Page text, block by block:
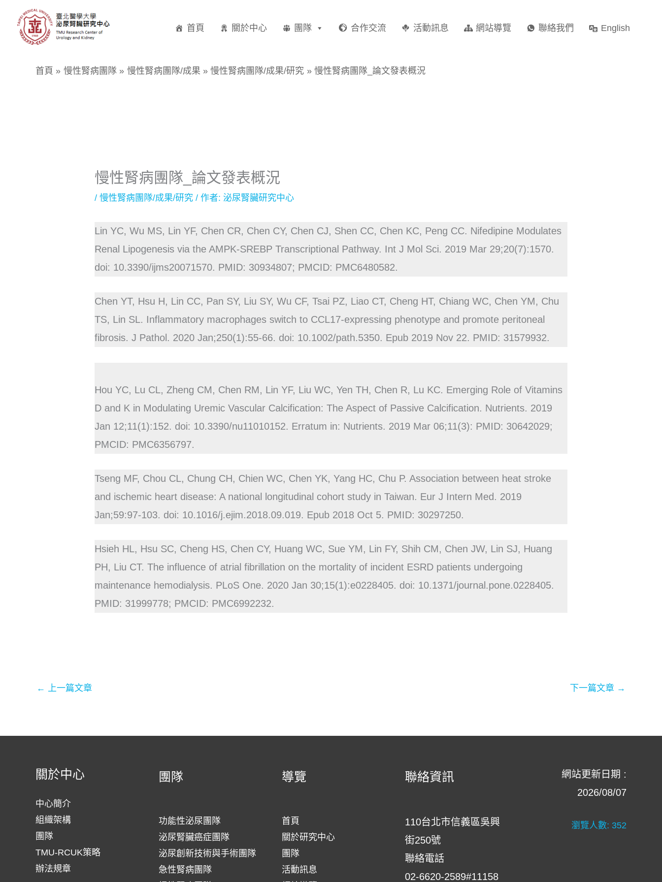
首頁 關於中心 團隊 合作交流 活動訊息 網站導覽 聯絡我們 English
首頁 慢性腎病團隊 慢性腎病團隊/成果 慢性腎病團隊/成果/研究 慢性腎病團隊_論文發表概況
慢性腎病團隊_論文發表概況
/慢性腎病團隊/成果/研究 / 作者:泌尿腎臟研究中心
Lin YC, Wu MS, Lin YF, Chen CR, Chen CY, Chen CJ, Shen CC, Chen KC, Peng CC. Nifedipine Modulates
Renal Lipogenesis via the AMPK-SREBP Transcriptional Pathway. Int J Mol Sci. 2019 Mar 29;20(7):1570.
doi: 10.3390/ijms20071570. PMID: 30934807; PMCID: PMC6480582.
Chen YT, Hsu H, Lin CC, Pan SY, Liu SY, Wu CF, Tsai PZ, Liao CT, Cheng HT, Chiang WC, Chen YM, Chu
TS, Lin SL. Inflammatory macrophages switch to CCL17-expressing phenotype and promote peritoneal
fibrosis. J Pathol. 2020 Jan;250(1):55-66. doi: 10.1002/path.5350. Epub 2019 Nov 22. PMID: 31579932.
Hou YC, Lu CL, Zheng CM, Chen RM, Lin YF, Liu WC, Yen TH, Chen R, Lu KC. Emerging Role of Vitamins
D and K in Modulating Uremic Vascular Calcification: The Aspect of Passive Calcification. Nutrients. 2019
Jan 12;11(1):152. doi: 10.3390/nu11010152. Erratum in: Nutrients. 2019 Mar 06;11(3): PMID: 30642029;
PMCID: PMC6356797.
Tseng MF, Chou CL, Chung CH, Chien WC, Chen YK, Yang HC, Chu P. Association between heat stroke
and ischemic heart disease: A national longitudinal cohort study in Taiwan. Eur J Intern Med. 2019
Jan;59:97-103. doi: 10.1016/j.ejim.2018.09.019. Epub 2018 Oct 5. PMID: 30297250.
Hsieh HL, Hsu SC, Cheng HS, Chen CY, Huang WC, Sue YM, Lin FY, Shih CM, Chen JW, Lin SJ, Huang
PH, Liu CT. The influence of atrial fibrillation on the mortality of incident ESRD patients undergoing
maintenance hemodialysis. PLoS One. 2020 Jan 30;15(1):e0228405. doi: 10.1371/journal.pone.0228405.
PMID: 31999778; PMCID: PMC6992232.
← 上一篇文章 下一篇文章 →
關於中心
中心簡介
組織架構
團隊
TMU-RCUK策略
辦法規章
團隊
功能性泌尿團隊
泌尿腎臟癌症團隊
泌尿創新技術與手術團隊
急性腎病團隊
導覽
首頁
關於研究中心
團隊
活動訊息
聯絡資訊
110台北市信義區吳興
街250號
聯絡電話
02-6620-2589#11158
網站更新日期 :
2026/08/07
瀏覽人數: 352